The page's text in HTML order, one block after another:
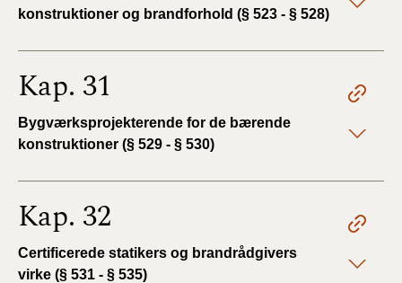
konstruktioner og brandforhold (§ 523 - § 528)
Kap. 31
Bygværksprojekterende for de bærende
konstruktioner (§ 529 - § 530)
Kap. 32
Certificerede statikers og brandrådgivers
virke (§ 531 - § 535)